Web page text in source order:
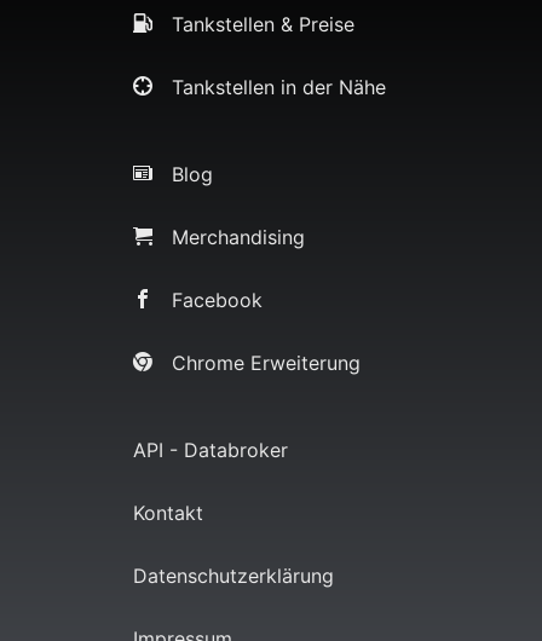
Tankstellen & Preise
Tankstellen in der Nähe
Blog
Merchandising
Facebook
Chrome Erweiterung
API - Databroker
Kontakt
Datenschutzerklärung